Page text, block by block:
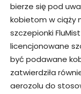
bierze się pod
kobietom w ciąży
szczepionki
licencjonowane
być podawane
zatwierdziła
aerozolu do